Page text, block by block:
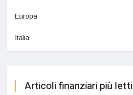
Europa
Italia
Articoli finanziari più letti